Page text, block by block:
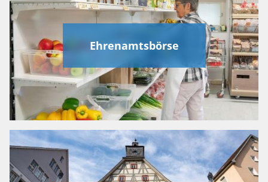
Ehrenamtsbörse